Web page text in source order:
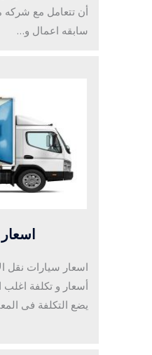
أن تتعامل مع
سابقه اعمال و…
اسعار سيارات نقل
أسعار و تكلفة
يضع التكلفة فى